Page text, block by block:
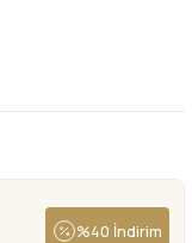
%40 İndirim